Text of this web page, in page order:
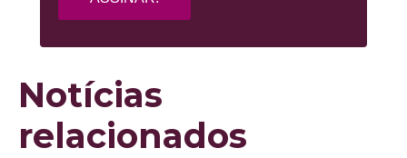
Notícias
relacionados